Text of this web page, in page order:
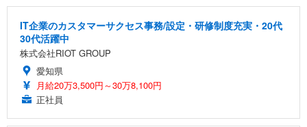
IT企業のカスタマーサクセス事務/設定・研修制度充実・20代
30代活躍中
株式会社RIOT GROUP
愛知県
月給20万3,500円～30万8,100円
正社員